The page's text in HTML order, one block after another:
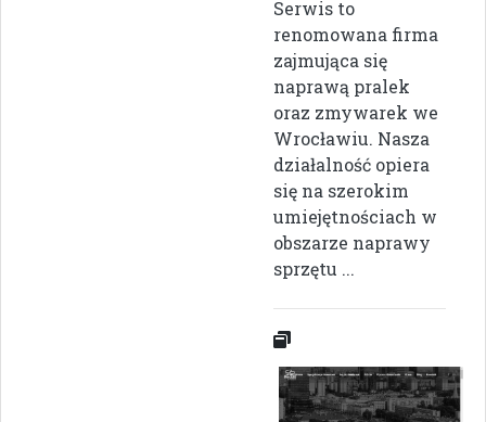
Serwis to
renomowana firma
zajmująca się
naprawą pralek
oraz zmywarek we
Wrocławiu. Nasza
działalność opiera
się na szerokim
umiejętnościach w
obszarze naprawy
sprzętu ...